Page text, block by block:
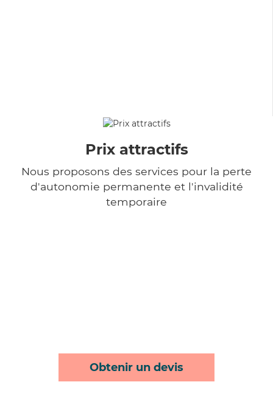
Prix attractifs
Nous proposons des services pour la perte
d'autonomie permanente et l'invalidité
temporaire
Obtenir un devis